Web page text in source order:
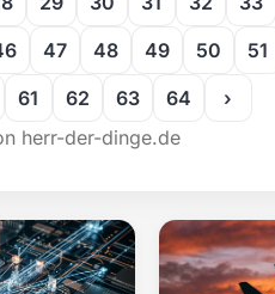
47 48 49 50 51
61 62 63 64
›
herr-der-dinge.de